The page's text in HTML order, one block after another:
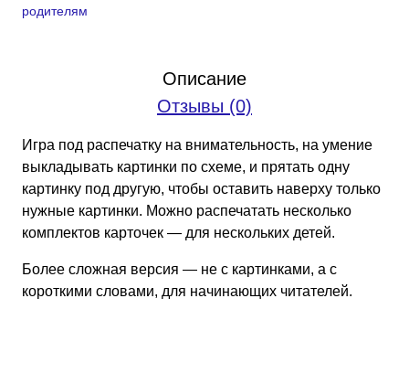
гостях:
лет
(PDF)
родителям
Описание
Отзывы (0)
Игра под распечатку на внимательность, на умение
выкладывать картинки по схеме, и прятать одну
картинку под другую, чтобы оставить наверху только
нужные картинки. Можно распечатать несколько
комплектов карточек — для нескольких детей.
Более сложная версия — не с картинками, а с
короткими словами, для начинающих читателей.